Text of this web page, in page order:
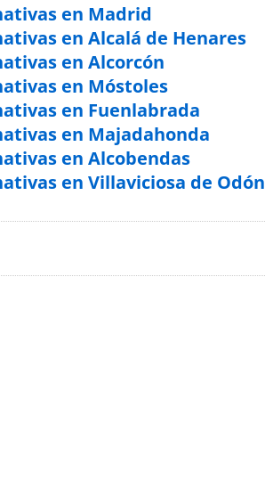
en Madrid
en Alcalá de Henares
en Alcorcón
en Móstoles
en Fuenlabrada
en Majadahonda
en Alcobendas
en Villaviciosa de Odón